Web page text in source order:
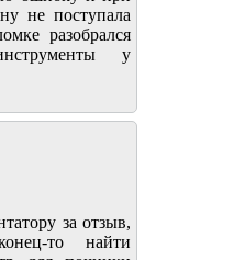
не поступала
разобрался
у
за отзыв,
то найти